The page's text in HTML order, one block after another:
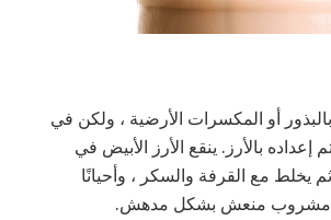
أو المكسرات الأرضية ، ولكن في
إعداده بالأرز. ينقع الأرز الأبيض في
يخلط مع القرفة والسكر ، وأحيانًا
مشروب منعش بشكل مدهش.